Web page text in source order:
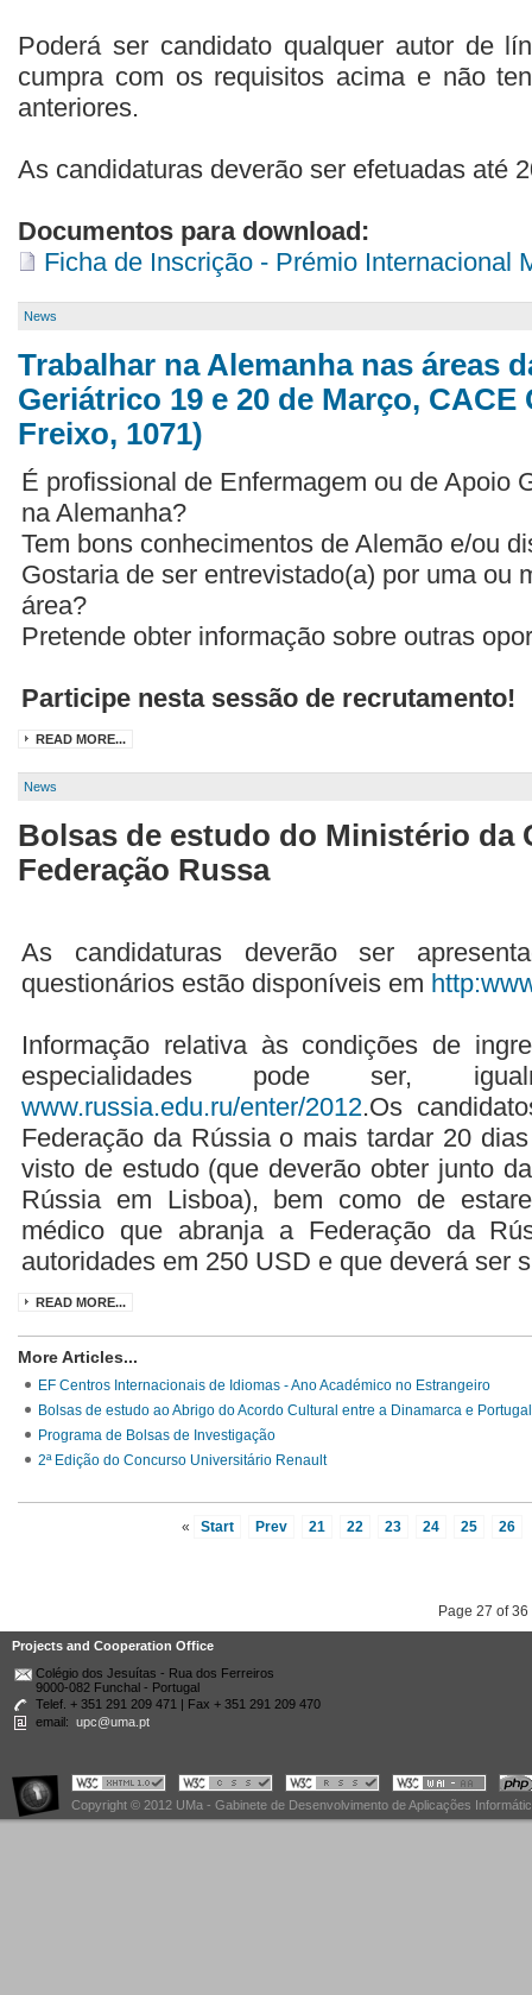
Poderá ser candidato qualquer autor de
cumpra com os requisitos acima e não
anteriores.
As candidaturas deverão ser efetuadas até
Documentos para download:
Ficha de Inscrição - Prémio Internacional
News
Trabalhar na Alemanha nas áreas
Geriátrico 19 e 20 de Março,
Freixo, 1071)
É profissional de Enfermagem ou de Apoio
na Alemanha?
Tem bons conhecimentos de Alemão e/ou
Gostaria de ser entrevistado(a) por uma ou
área?
Pretende obter informação sobre outras
Participe nesta sessão de recrutamento!
READ MORE...
News
Bolsas de estudo do Ministério da
Federação Russa
As candidaturas deverão ser
questionários estão disponíveis em
Informação relativa às condições de
especialidades pode ser,
www.russia.edu.ru/enter/2012.Os
Federação da Rússia o mais tardar 20
visto de estudo (que deverão obter junto
Rússia em Lisboa), bem como de
médico que abranja a Federação da
autoridades em 250 USD e que deverá ser
READ MORE...
More Articles...
EF Centros Internacionais de Idiomas - Ano Académico no Estrangeiro
Bolsas de estudo ao Abrigo do Acordo Cultural entre a Dinamarca e Portugal
Programa de Bolsas de Investigação
2ª Edição do Concurso Universitário Renault
« Start Prev 21 22 23 24 25 26
Page 27 of 36
Projects and Cooperation Office
Colégio dos Jesuítas - Rua dos Ferreiros
9000-082 Funchal - Portugal
Telef. + 351 291 209 471 | Fax + 351 291 209 470
email: upc@uma.pt
Copyright © 2012 UMa - Gabinete de Desenvolvimento de Aplicações